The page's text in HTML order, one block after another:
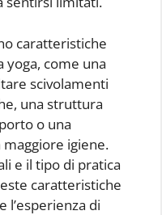
caratteristiche
yoga, come una
scivolamenti
una struttura
o una
igiene.
e il tipo di pratica
caratteristiche
l’esperienza di